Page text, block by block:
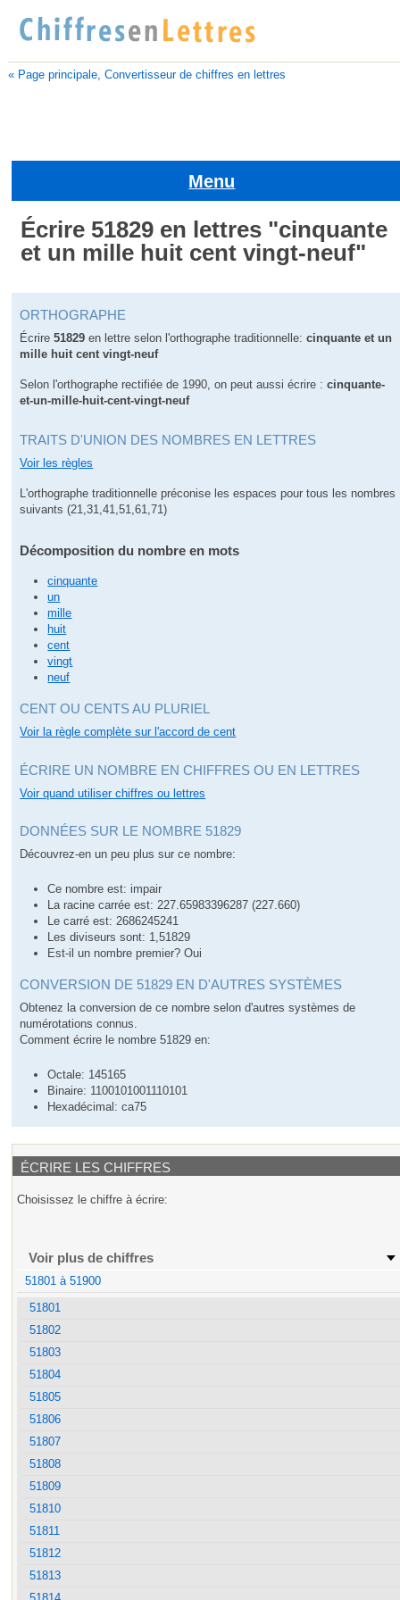
« Page principale, Convertisseur de chiffres en lettres
Menu
Écrire 51829 en lettres "cinquante
et un mille huit cent vingt-neuf"
ORTHOGRAPHE
Écrire51829 en lettre selon l'orthographe traditionnelle:cinquante et un
mille huit cent vingt-neuf
Selon l'orthographe rectifiée de 1990, on peut aussi écrire :cinquante-
et-un-mille-huit-cent-vingt-neuf
TRAITS D'UNION DES NOMBRES EN LETTRES
Voir les règles
L'orthographe traditionnelle préconise les espaces pour tous les nombres
suivants (21,31,41,51,61,71)
Décomposition du nombre en mots
cinquante
un
mille
huit
cent
vingt
neuf
CENT OU CENTS AU PLURIEL
Voir la règle complète sur l'accord de cent
ÉCRIRE UN NOMBRE EN CHIFFRES OU EN LETTRES
Voir quand utiliser chiffres ou lettres
DONNÉES SUR LE NOMBRE 51829
Découvrez-en un peu plus sur ce nombre:
Ce nombre est: impair
La racine carrée est: 227.65983396287 (227.660)
Le carré est: 2686245241
Les diviseurs sont: 1,51829
Est-il un nombre premier? Oui
CONVERSION DE 51829 EN D'AUTRES SYSTÈMES
Obtenez la conversion de ce nombre selon d'autres systèmes de
numérotations connus.
Comment écrire le nombre 51829 en:
Octale: 145165
Binaire: 1100101001110101
Hexadécimal: ca75
ÉCRIRE LES CHIFFRES
Choisissez le chiffre à écrire:
Voir plus de chiffres
51801 à 51900
51801
51802
51803
51804
51805
51806
51807
51808
51809
51810
51811
51812
51813